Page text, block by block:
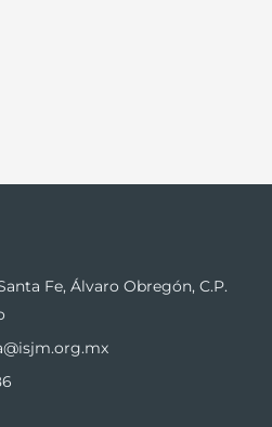
Fe, Álvaro Obregón, C.P.